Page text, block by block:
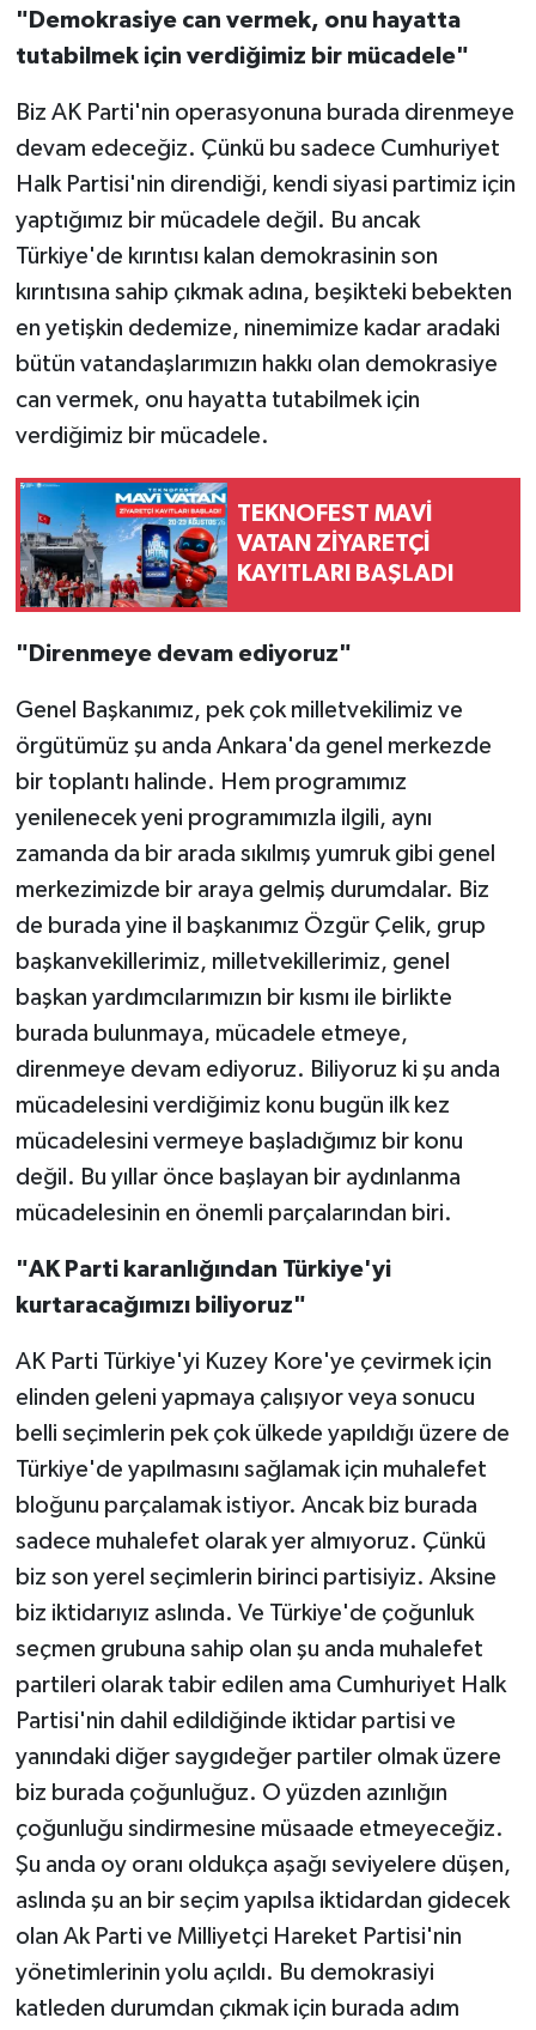
"Demokrasiye can vermek, onu hayatta
tutabilmek için verdiğimiz bir mücadele"
Biz AK Parti'nin operasyonuna burada direnmeye
devam edeceğiz. Çünkü bu sadece Cumhuriyet
Halk Partisi'nin direndiği, kendi siyasi partimiz için
yaptığımız bir mücadele değil. Bu ancak
Türkiye'de kırıntısı kalan demokrasinin son
kırıntısına sahip çıkmak adına, beşikteki bebekten
en yetişkin dedemize, ninemimize kadar aradaki
bütün vatandaşlarımızın hakkı olan demokrasiye
can vermek, onu hayatta tutabilmek için
verdiğimiz bir mücadele.
TEKNOFEST MAVİ
VATAN ZİYARETÇİ
KAYITLARI BAŞLADI
"Direnmeye devam ediyoruz"
Genel Başkanımız, pek çok milletvekilimiz ve
örgütümüz şu anda Ankara'da genel merkezde
bir toplantı halinde. Hem programımız
yenilenecek yeni programımızla ilgili, aynı
zamanda da bir arada sıkılmış yumruk gibi genel
merkezimizde bir araya gelmiş durumdalar. Biz
de burada yine il başkanımız Özgür Çelik, grup
başkanvekillerimiz, milletvekillerimiz, genel
başkan yardımcılarımızın bir kısmı ile birlikte
burada bulunmaya, mücadele etmeye,
direnmeye devam ediyoruz. Biliyoruz ki şu anda
mücadelesini verdiğimiz konu bugün ilk kez
mücadelesini vermeye başladığımız bir konu
değil. Bu yıllar önce başlayan bir aydınlanma
mücadelesinin en önemli parçalarından biri.
"AK Parti karanlığından Türkiye'yi
kurtaracağımızı biliyoruz"
AK Parti Türkiye'yi Kuzey Kore'ye çevirmek için
elinden geleni yapmaya çalışıyor veya sonucu
belli seçimlerin pek çok ülkede yapıldığı üzere de
Türkiye'de yapılmasını sağlamak için muhalefet
bloğunu parçalamak istiyor. Ancak biz burada
sadece muhalefet olarak yer almıyoruz. Çünkü
biz son yerel seçimlerin birinci partisiyiz. Aksine
biz iktidarıyız aslında. Ve Türkiye'de çoğunluk
seçmen grubuna sahip olan şu anda muhalefet
partileri olarak tabir edilen ama Cumhuriyet Halk
Partisi'nin dahil edildiğinde iktidar partisi ve
yanındaki diğer saygıdeğer partiler olmak üzere
biz burada çoğunluğuz. O yüzden azınlığın
çoğunluğu sindirmesine müsaade etmeyeceğiz.
Şu anda oy oranı oldukça aşağı seviyelere düşen,
aslında şu an bir seçim yapılsa iktidardan gidecek
olan Ak Parti ve Milliyetçi Hareket Partisi'nin
yönetimlerinin yolu açıldı. Bu demokrasiyi
katleden durumdan çıkmak için burada adım